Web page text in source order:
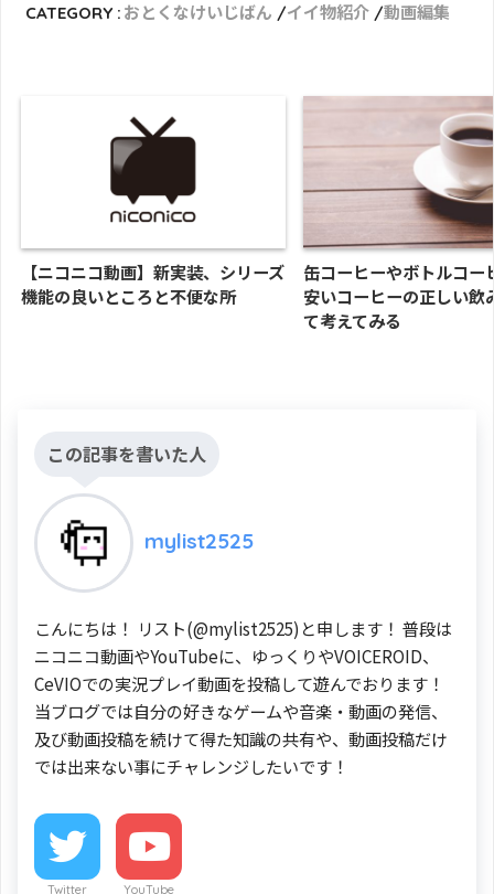
CATEGORY : おとくなけいじばん イイ物紹介 動画編集
【ニコニコ動画】新実装、シリーズ
機能の良いところと不便な所
缶コーヒーやボトルコー
安いコーヒーの正しい飲
て考えてみる
この記事を書いた人
mylist2525
こんにちは！ リスト(@mylist2525)と申します！ 普段は
ニコニコ動画やYouTubeに、ゆっくりやVOICEROID、
CeVIOでの実況プレイ動画を投稿して遊んでおります！
当ブログでは自分の好きなゲームや音楽・動画の発信、
及び動画投稿を続けて得た知識の共有や、動画投稿だけ
では出来ない事にチャレンジしたいです！
Twitter YouTube